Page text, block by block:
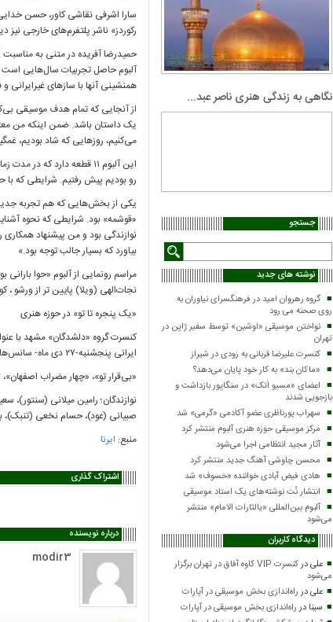
نگاهی به زندگی هنری ناصر عبد...
جستجو
نوشته های جدید
گروه رهروان امید در فرهنگسرای نیاوران به
روی صحنه می رود
نواختن موسیقی «اوشین» توسط سفیر ژاپن در
تهران
کنسرت علیرضا قربانی به زودی در شیراز
«ماکان بند» به کار خود پایان می‌دهد؟
اعضای «مسیو اَتک» در سنگاپور بازداشت و
بازجویی شدند
سهراب پورناظری عضو آکادمی «گرمی» شد
مرکز موسیقی حوزه هنری آلبوم منتشر کرد
آثار مجید انتظامی اجرا می‌شود
محسن چاوشی آهنگ جدید منتشر کرد
هادی فیض آبادی خواننده «خسوف» شد
انتشار نُت نوشته‌های یک استاد موسیقی
آلبوم بین‌المللی «یالثارات الامام» منتشر
می‌شود
دیدگاه کاربران
علیدر
کنسرت VIP کاوه آفاق در تهران برگزار
می‌شود
علیدرراه‌اندازی بخش موسیقی در آپارات
سینا درراه‌اندازی بخش موسیقی در آپارات
سارا اشرفی نقاشی کاور، حسن
رکوردز» ناشر پلتفرم‌های خارجی نیز
حمیدرضا آفریده در متنی به
آلبوم حاصل تجربیات سال‌هایی است
همنشینی آنها با سازهای غیرایرانی
از آنجایی که تمام هدف موسیقی
یک داستان باشد. ضمن اینکه من
می‌کنیم، روزهایی که شاد بودیم،
این آلبوم ۱۱ قطعه دارد
رو بودیم پیش رفتیم. شرایطی که با
یکی از بخش‌هایی که هم تجربه جدید
«قوشمه» بود. شرایطی که نحوه
نوازندگی بود و من پیشنهاد
بیاورد که بسیار جالب توجه بود.»
نجات‌الهی (ویلا) پایین تر از ورشو ، کوچه
«یک پنجره تا تو» در حوزه هنری
کنسرت‌ گروه «دلشدگان» مشهد با
ایرانی پنجشنبه-۲۷ دی ماه- سانس‌های ۱۹ و ۲۱ در تالار سوره حوزه هنری برگزار می‌شود.
«بی‌قرار تو»، «چهار مضراب
نوازندگان؛ رامین میلانی (سنتور)،
صبیانی (عود)، حسام نخعی (تنبک)،
منبع: ایرنا
اشتراک گذاری
درباره نویسنده
modir3